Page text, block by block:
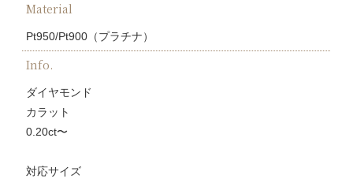
Material
Pt950/Pt900（プラチナ）
Info.
ダイヤモンド
カラット
0.20ct〜
対応サイズ